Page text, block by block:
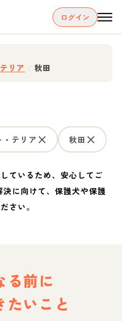
ログイン
リア 秋田
テリア 秋田
ているため、安心してご
に向けて、保護犬や保護
さい。
る前に
たいこと